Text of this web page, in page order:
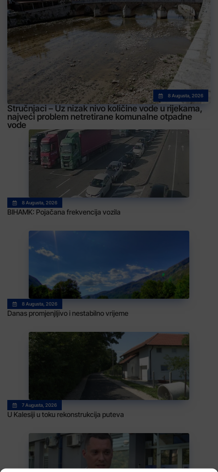
8 Augusta, 2026
Stručnjaci – Uz nizak nivo količine vode u rijekama,
najveći problem netretirane komunalne otpadne
vode
8 Augusta, 2026
BIHAMK: Pojačana frekvencija vozila
8 Augusta, 2026
Danas promjenjljivo i nestabilno vrijeme
7 Augusta, 2026
U Kalesiji u toku rekonstrukcija puteva